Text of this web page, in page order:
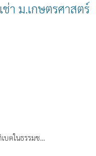
า ม.เกษตรศาสตร์
เบตในธรรมช…